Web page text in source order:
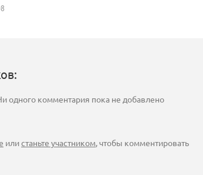
одного комментария пока не добавлено
илистаньте участником, чтобы комментировать